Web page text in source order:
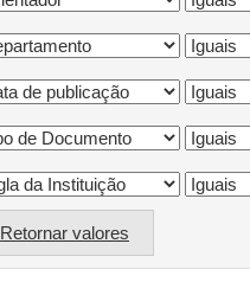
Retornar valores